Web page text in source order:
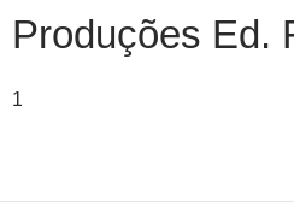
Produções Ed.
1